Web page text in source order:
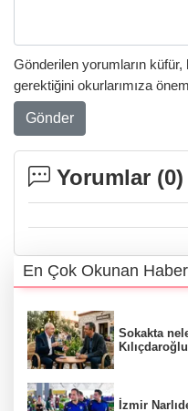
Gönderilen yorumların
gerektiğini okurlarımıza
Gönder
Yorumlar (0)
En Çok Okunan
Sokakta
İzmir